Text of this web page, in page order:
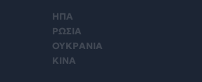
ΗΠΑ
ΡΩΣΙΑ
ΟΥΚΡΑΝΙΑ
ΚΙΝΑ